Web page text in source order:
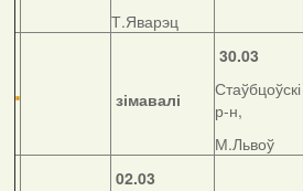
Т.Яварэц
зімавалі
30.03
Стаўбцоўскі
р-н,
М.Львоў
02.03